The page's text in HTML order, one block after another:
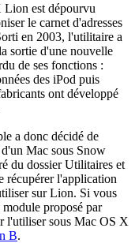
est dépourvu
le carnet d'adresses
en 2003, l'utilitaire a
sortie d'une nouvelle
de ses fonctions :
des iPod puis
ont développé
a donc décidé de
Mac sous Snow
du dossier Utilitaires et
récupérer l'application
sur Lion. Si vous
proposé par
l'utiliser sous Mac OS X
B.